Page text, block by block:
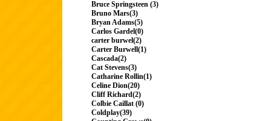
Bruce Springsteen (3)
Bruno Mars(3)
Bryan Adams(5)
Carlos Gardel(0)
carter burwel(2)
Carter Burwell(1)
Cascada(2)
Cat Stevens(3)
Catharine Rollin(1)
Celine Dion(20)
Cliff Richard(2)
Colbie Caillat (0)
Coldplay(39)